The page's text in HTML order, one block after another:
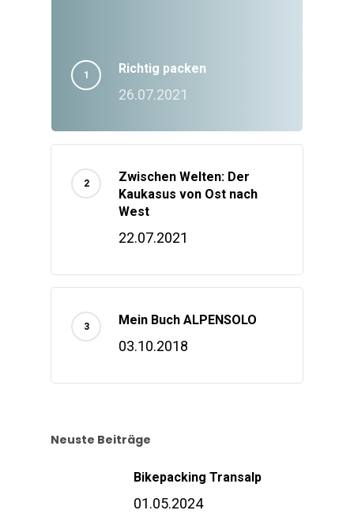
Richtig packen
26.07.2021
Zwischen Welten: Der
Kaukasus von Ost nach
West
22.07.2021
Mein Buch ALPENSOLO
03.10.2018
Neuste Beiträge
Bikepacking Transalp
01.05.2024